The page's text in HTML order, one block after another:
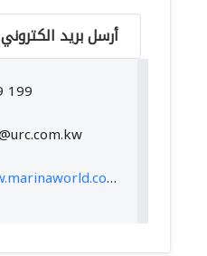
أرسل بريد الكتروني
199
https://www.marinaworld.com.kw/